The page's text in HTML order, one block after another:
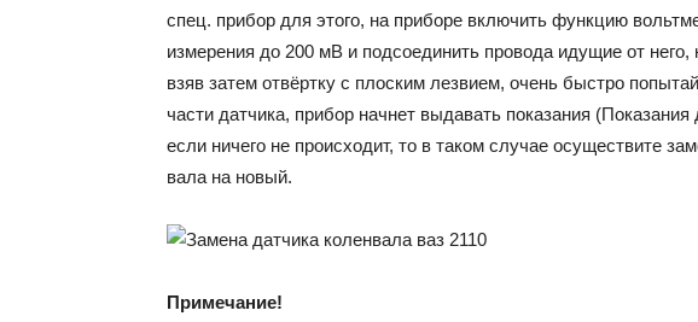
спец. прибор для этого, на приборе включить функцию
измерения до 200 мВ и подсоединить провода идущие от
взяв затем отвёртку с плоским лезвием, очень быстро
части датчика, прибор начнет выдавать показания
если ничего не происходит, то в таком случае осуществите
вала на новый.
Примечание!